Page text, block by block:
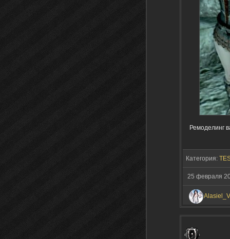
Ремоделинг
Категория:
25 февраля